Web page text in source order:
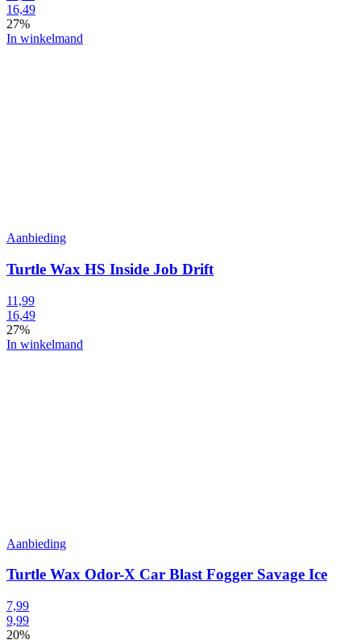
16,49
27%
In winkelmand
Aanbieding
Turtle Wax HS Inside Job Drift
11,99
16,49
27%
In winkelmand
Aanbieding
Turtle Wax Odor-X Car Blast Fogger Savage Ice
7,99
9,99
20%